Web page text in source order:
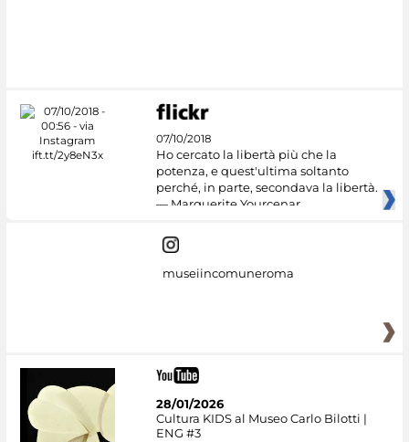
07/10/2018
Ho cercato la libertà più che la
potenza, e quest'ultima soltanto
perché, in parte, secondava la libertà.
— Marguerite Yourcenar
museiincomuneroma
28/01/2026
Cultura KIDS al Museo Carlo Bilotti |
ENG #3